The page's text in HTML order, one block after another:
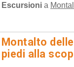
Escursioni a
Montalto
piedi alla